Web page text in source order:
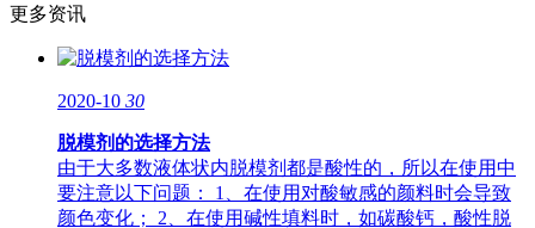
更多资讯
2020-10 30
脱模剂的选择方法
由于大多数液体状内脱模剂都是酸性的，所以在使用中
要注意以下问题： 1、在使用对酸敏感的颜料时会导致
颜色变化； 2、在使用碱性填料时，如碳酸钙，酸性脱